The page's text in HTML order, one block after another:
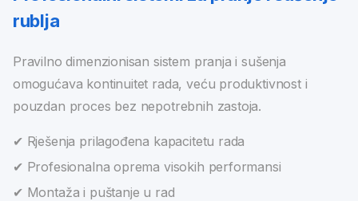
rublja
Pravilno dimenzionisan sistem pranja i sušenja
omogućava kontinuitet rada, veću produktivnost i
pouzdan proces bez nepotrebnih zastoja.
✔ Rješenja prilagođena kapacitetu rada
✔ Profesionalna oprema visokih performansi
✔ Montaža i puštanje u rad